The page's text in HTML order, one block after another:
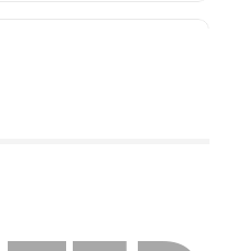
Inox T26S/35